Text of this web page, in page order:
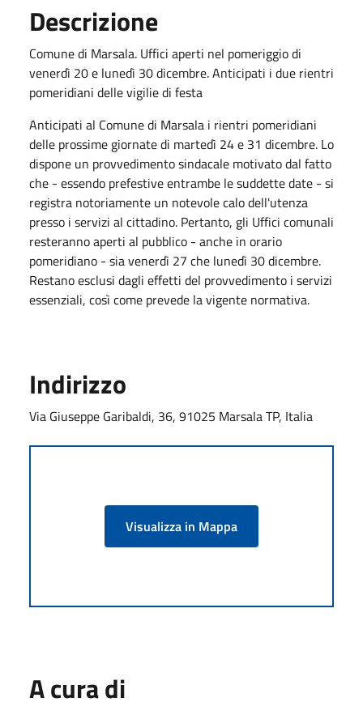
Descrizione
Comune di Marsala. Uffici aperti nel pomeriggio di
venerdì 20 e lunedì 30 dicembre. Anticipati i due rientri
pomeridiani delle vigilie di festa
Anticipati al Comune di Marsala i rientri pomeridiani
delle prossime giornate di martedì 24 e 31 dicembre. Lo
dispone un provvedimento sindacale motivato dal fatto
che - essendo prefestive entrambe le suddette date - si
registra notoriamente un notevole calo dell'utenza
presso i servizi al cittadino. Pertanto, gli Uffici comunali
resteranno aperti al pubblico - anche in orario
pomeridiano - sia venerdì 27 che lunedì 30 dicembre.
Restano esclusi dagli effetti del provvedimento i servizi
essenziali, così come prevede la vigente normativa.
Indirizzo
Via Giuseppe Garibaldi, 36, 91025 Marsala TP, Italia
Visualizza in Mappa
A cura di